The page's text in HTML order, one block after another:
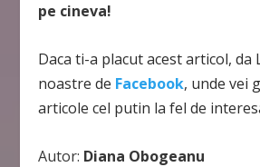
pe cineva!
Daca ti-a placut acest articol, da
noastre de Facebook, unde vei
articole cel putin la fel de
Autor: Diana Obogeanu